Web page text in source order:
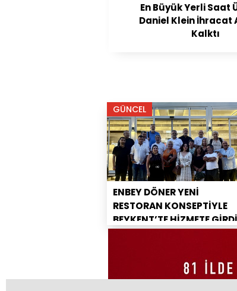
En Büyük Yerli Saat
Daniel Klein İhracat
Kalktı
GÜNCEL
ENBEY DÖNER YENİ
RESTORAN KONSEPTİYLE
BEYKENT’TE HİZMETE GİRDİ